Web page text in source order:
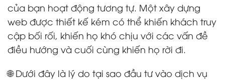
của bạn hoạt động tương tự. Một xây dựng
web được thiết kế kém có thể khiến khách truy
cập bối rối, khiến họ khó chịu với các vấn đề
điều hướng và cuối cùng khiến họ rời đi.
🌐 Dưới đây là lý do tại sao đầu tư vào dịch vụ